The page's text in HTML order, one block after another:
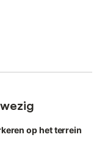
keuken met
kabel-tv met
op het terrein